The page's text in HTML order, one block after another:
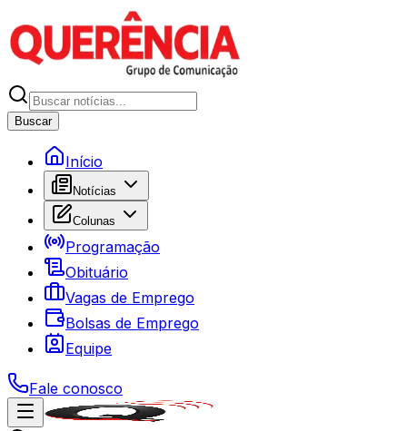
Buscar
Início
Notícias
Colunas
Programação
Obituário
Vagas de Emprego
Bolsas de Emprego
Equipe
Fale conosco